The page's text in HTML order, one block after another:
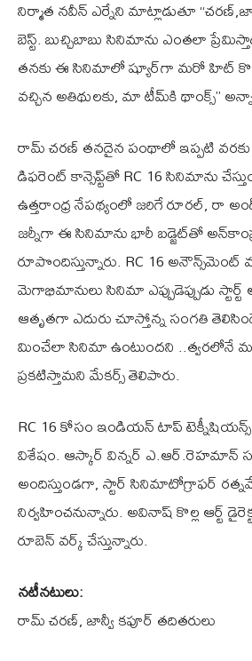
నిర్మాత నవీన్ ఎర్నేని మాట్లాడుతూ
బెస్ట్. బుచ్చిబాబు సినిమాను ఎంతలా
తనకు ఈ సినిమాలో ష్యూర్‌గా మరో హిట్
వచ్చిన అతిథులకు, మా టీమ్‌కి థాంక్స్’’
రామ్ చ‌ర‌ణ్ త‌న‌దైన పంథాలో ఇప్ప‌టి
డిఫ‌రెంట్ కాన్సెప్ట్‌తో RC 16 సినిమాను
ఉత్త‌రాంధ్ర నేప‌థ్యంలో జ‌రిగే రూర‌ల్, రా
జ‌ర్నీగా ఈ సినిమాను భారీ బ‌డ్జెట్‌తో
రూపొందిస్తున్నారు. RC 16 అనౌన్స్‌మెంట్
మెగాభిమానులు సినిమా ఎప్పుడెప్పుడు
ఆతృత‌గా ఎదురు చూస్తోన్న సంగ‌తి
మించేలా సినిమా ఉంటుంద‌ని ..త్వ‌ర‌లోనే
ప్ర‌క‌టిస్తామ‌ని మేక‌ర్స్ తెలిపారు.
RC 16 కోసం ఇండియ‌న్ టాప్ టెక్నీషియ‌న్స్
విశేషం. ఆస్కార్ విన్న‌ర్ ఎ.ఆర్‌.రెహ‌మాన్
అందిస్తుండ‌గా, స్టార్ సినిమాటోగ్రాఫ‌ర్
నిర్వ‌హించ‌నున్నారు. అవినాష్ కొల్ల ఆర్ట్
రూబెన్ వ‌ర్క్ చేస్తున్నారు.
న‌టీన‌టులు:
రామ్ చ‌ర‌ణ్‌, జాన్వీ క‌పూర్ త‌దిత‌రులు